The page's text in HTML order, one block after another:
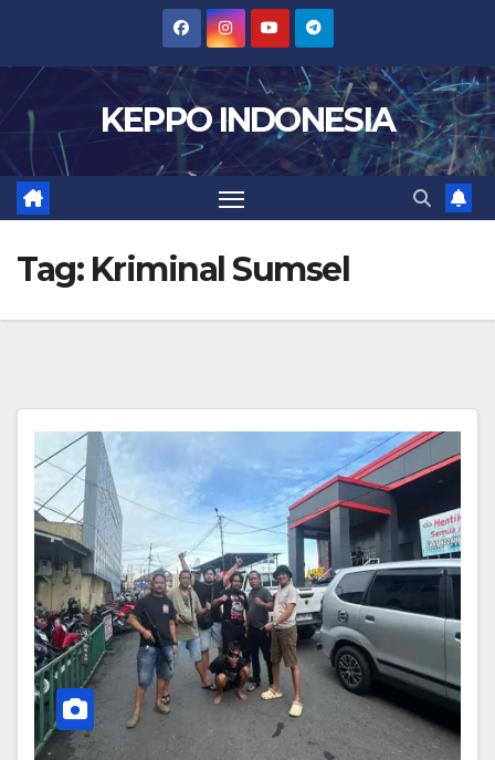
content
KEPPO INDONESIA
Tag: Kriminal Sumsel